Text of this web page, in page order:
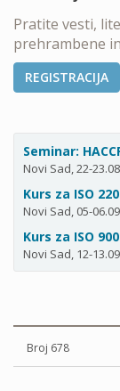
Pratite vesti,
prehrambene
REGISTRACIJA
Seminar:
Novi Sad, 22-
Kurs za ISO
Novi Sad, 05-
Kurs za ISO
Novi Sad, 12-
Broj 678